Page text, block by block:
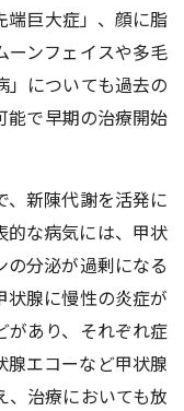
端巨大症」、顔に脂
ーンフェイスや多毛
」についても過去の
能で早期の治療開始
、新陳代謝を活発に
的な病気には、甲状
分泌が過剰になる
状腺に慢性の炎症が
があり、それぞれ症
腺エコーなど甲状腺
、治療においても放